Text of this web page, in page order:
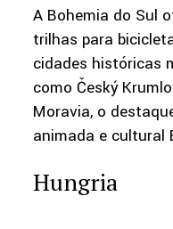
A Bohemia do Sul
trilhas para
cidades históricas
como Český
Moravia, o
animada e cultural
Hungria